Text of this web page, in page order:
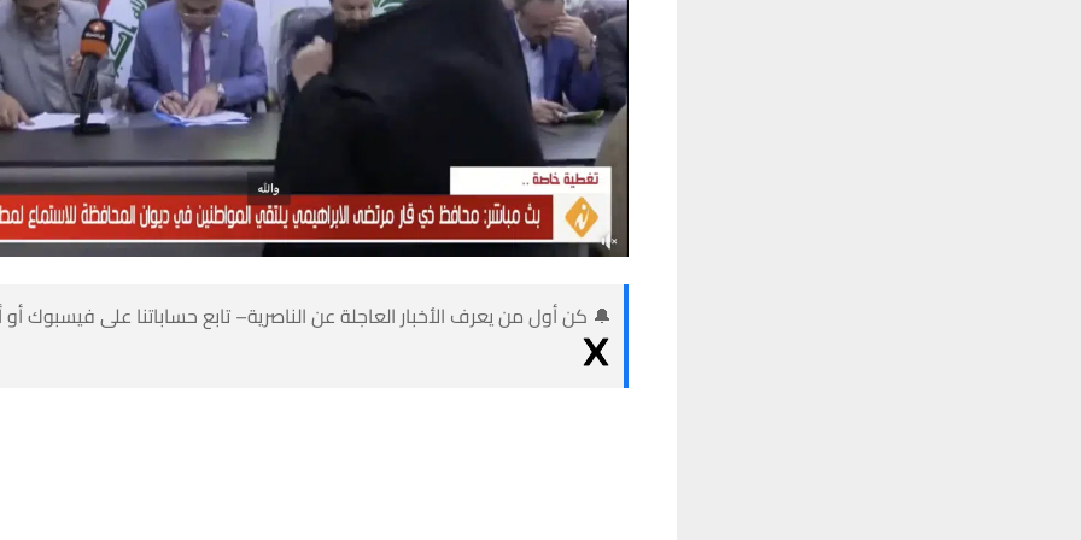
🔔 كن أول من يعرف الأخبار العاجلة عن الناصرية– تابع حساباتنا على فيسبوك